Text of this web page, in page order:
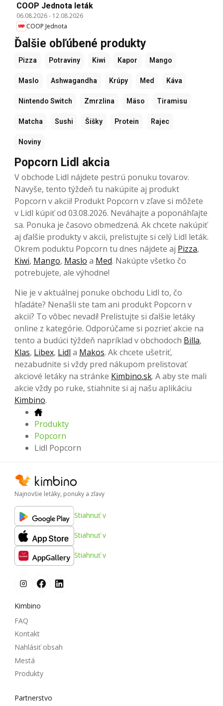
COOP Jednota leták
06.08.2026- 12.08.2026
COOP Jednota
Ďalšie obľúbené produkty
Pizza Potraviny Kiwi Kapor Mango
Maslo Ashwagandha Krúpy Med Káva
Nintendo Switch Zmrzlina Mäso Tiramisu
Matcha Sushi Šišky Protein Rajec
Noviny
Popcorn Lidl akcia
V obchode Lidl nájdete pestrú ponuku tovarov.
Navyše, tento týždeň tu nakúpite aj produkt
Popcorn v akcii! Produkt Popcorn v zľave si môžete
v Lidl kúpiť od 03.08.2026. Neváhajte a poponáhľajte
sa. Ponuka je časovo obmedzená. Ak chcete nakúpiť
aj ďalšie produkty v akcii, prelistujte si celý Lidl leták.
Okrem poduktu Popcorn tu dnes nájdete aj Pizza,
Kiwi, Mango, Maslo a Med. Nakúpte všetko čo
potrebujete, ale výhodne!
Nie je v aktuálnej ponuke obchodu Lidl to, čo
hľadáte? Nenašli ste tam ani produkt Popcorn v
akcii? To vôbec nevadí! Prelistujte si ďalšie letáky
online z kategórie. Odporúčame si pozrieť akcie na
tento a budúci týždeň napríklad v obchodoch Billa,
Klas, Libex, Lidl a Makos. Ak chcete ušetriť,
nezabudnite si vždy pred nákupom prelistovať
akciové letáky na stránke Kimbino.sk. A aby ste mali
akcie vždy po ruke, stiahnite si aj našu aplikáciu
Kimbino.
Produkty
Popcorn
Lidl Popcorn
Najnovšie letáky, ponuky a zľavy
Stiahnuť v
Stiahnuť v
Stiahnuť v
Kimbino
FAQ
Kontakt
Nahlásiť obsah
Mestá
Produkty
Partnerstvo